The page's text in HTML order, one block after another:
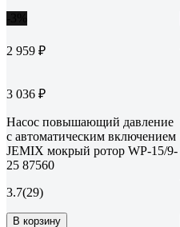
2 959 ₽
3 036 ₽
Насос повышающий давление
с автоматическим включением
JEMIX мокрый ротор WP-15/9-
25 87560
3.7(29)
В корзину